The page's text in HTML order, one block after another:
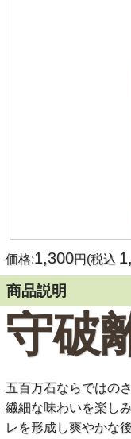
価格:1,300円(税込
商品説明
守破
五百万石ならではの
繊細な味わいを楽し
レを形成し爽やかな